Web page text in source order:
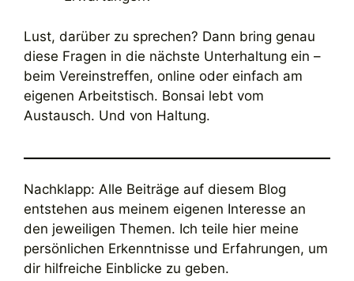
Lust, darüber zu sprechen? Dann bring genau
diese Fragen in die nächste Unterhaltung ein –
beim Vereinstreffen, online oder einfach am
eigenen Arbeitstisch. Bonsai lebt vom
Austausch. Und von Haltung.
Nachklapp: Alle Beiträge auf diesem Blog
entstehen aus meinem eigenen Interesse an
den jeweiligen Themen. Ich teile hier meine
persönlichen Erkenntnisse und Erfahrungen, um
dir hilfreiche Einblicke zu geben.